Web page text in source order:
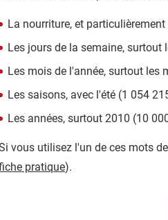
La nourriture, et
Les jours de la semaine, surtout
Les mois de l'année, surtout les
Les saisons, avec l'été (1 054
Les années, surtout 2010 (10
vous utilisez l'un de ces mots
pratique).